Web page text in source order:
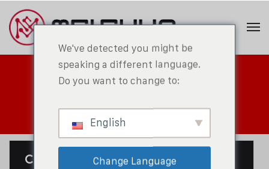
Centro de productos
Categoría De Productos
We've detected you might be
speaking a different language.
Do you want to change to:
English
Change Language